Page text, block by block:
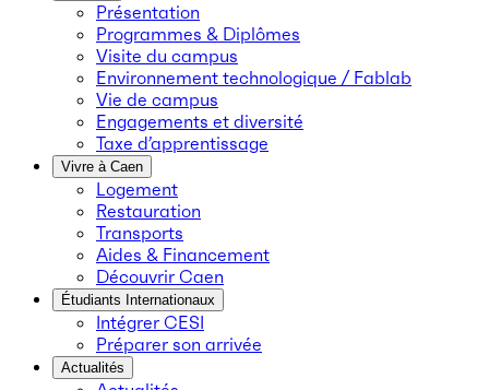
Présentation
Programmes & Diplômes
Visite du campus
Environnement technologique / Fablab
Vie de campus
Engagements et diversité
Taxe d’apprentissage
Vivre à Caen
Logement
Restauration
Transports
Aides & Financement
Découvrir Caen
Étudiants Internationaux
Intégrer CESI
Préparer son arrivée
Actualités